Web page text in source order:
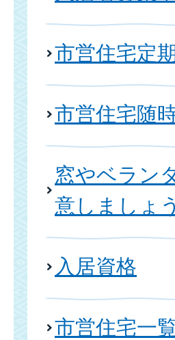
市営住宅定
市営住宅随
窓やベラン
意しましょう
入居資格
市営住宅一